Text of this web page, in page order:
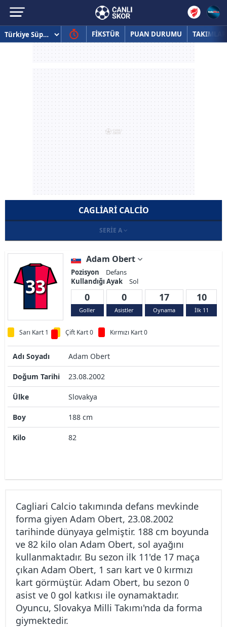
FİKSTÜR PUAN DURUMU TAKIMLAR
CAGLIARI CALCIO
SERIE A
33
Adam Obert
Pozisyon
Defans
Kullandığı Ayak
Sol
0
Goller
0
Asistler
17
Oynama
10
İlk 11
Sarı Kart 1 Çift Kart 0 Kırmızı Kart 0
Adı Soyadı Adam Obert
Doğum Tarihi 23.08.2002
Ülke Slovakya
Boy 188 cm
Kilo 82
Cagliari Calcio takımında defans mevkinde
forma giyen Adam Obert, 23.08.2002
tarihinde dünyaya gelmiştir. 188 cm boyunda
ve 82 kilo olan Adam Obert, sol ayağını
kullanmaktadır. Bu sezon ilk 11'de 17 maça
çıkan Adam Obert, 1 sarı kart ve 0 kırmızı
kart görmüştür. Adam Obert, bu sezon 0
asist ve 0 gol katkısı ile oynamaktadır.
Oyuncu, Slovakya Milli Takımı'nda da forma
giymektedir.